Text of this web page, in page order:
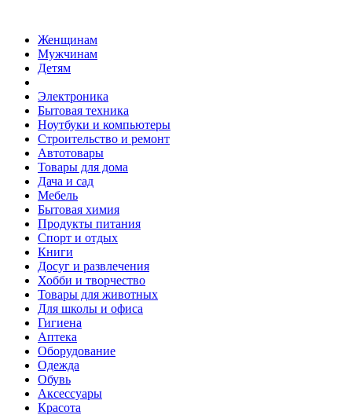
Женщинам
Мужчинам
Детям
Электроника
Бытовая техника
Ноутбуки и компьютеры
Строительство и ремонт
Автотовары
Товары для дома
Дача и сад
Мебель
Бытовая химия
Продукты питания
Спорт и отдых
Книги
Досуг и развлечения
Хобби и творчество
Товары для животных
Для школы и офиса
Гигиена
Аптека
Оборудование
Одежда
Обувь
Аксессуары
Красота